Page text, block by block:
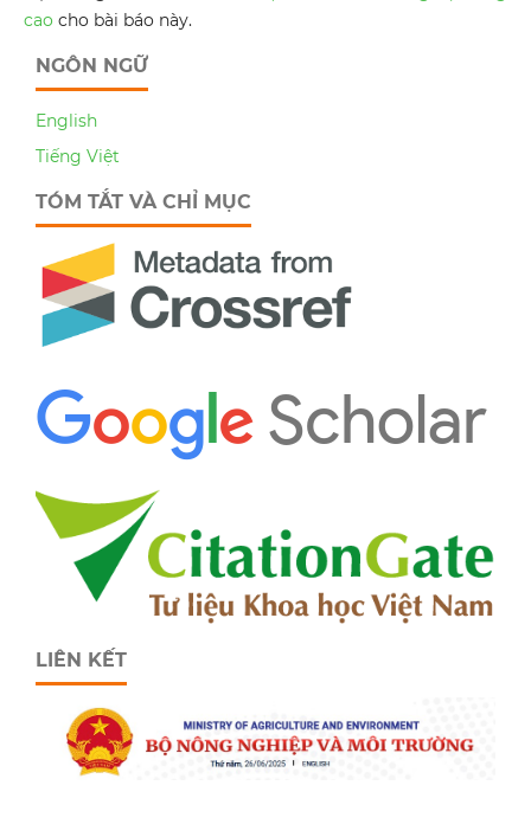
cao cho bài báo này.
NGÔN NGỮ
English
Tiếng Việt
TÓM TẮT VÀ CHỈ MỤC
LIÊN KẾT